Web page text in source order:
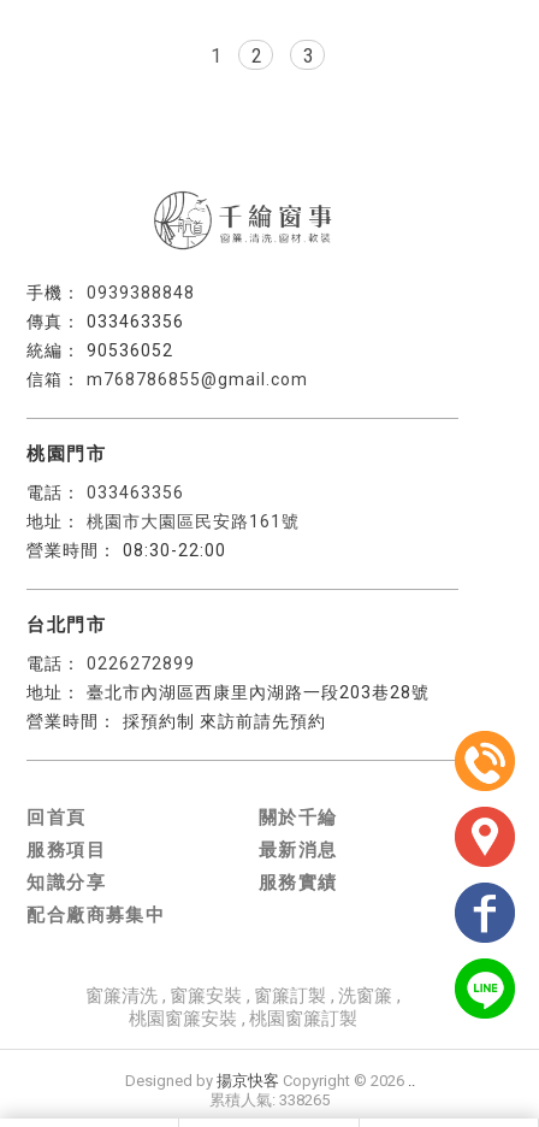
1 2 3
0939388848
033463356
90536052
m768786855@gmail.com
桃園門市
033463356
桃園市大園區民安路161號
08:30-22:00
台北門市
0226272899
臺北市內湖區西康里內湖路一段203巷28號
採預約制 來訪前請先預約
回首頁
關於千綸
服務項目
最新消息
知識分享
服務實績
配合廠商募集中
窗簾清洗 窗簾安裝 窗簾訂製
洗窗簾
桃園窗簾安裝
桃園窗簾訂製
Designed by 揚京快客 Copyright © 2026
累積人氣: 338265